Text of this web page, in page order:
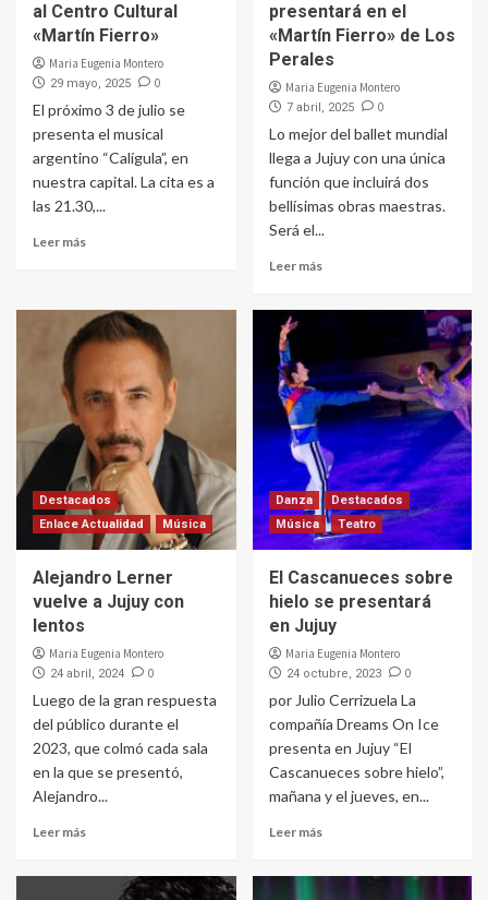
al Centro Cultural
«Martín Fierro»
Maria Eugenia Montero
29 mayo, 2025 0
El próximo 3 de julio se
presenta el musical
argentino “Calígula”, en
nuestra capital. La cita es a
las 21.30,...
Leer más
presentará en el
«Martín Fierro» de Los
Perales
Maria Eugenia Montero
7 abril, 2025 0
Lo mejor del ballet mundial
llega a Jujuy con una única
función que incluirá dos
bellísimas obras maestras.
Será el...
Leer más
Destacados
Enlace Actualidad
Música
Alejandro Lerner
vuelve a Jujuy con
lentos
Maria Eugenia Montero
24 abril, 2024 0
Luego de la gran respuesta
del público durante el
2023, que colmó cada sala
en la que se presentó,
Alejandro...
Leer más
Danza
Destacados
Música
Teatro
El Cascanueces sobre
hielo se presentará
en Jujuy
Maria Eugenia Montero
24 octubre, 2023 0
por Julio Cerrizuela La
compañía Dreams On Ice
presenta en Jujuy “El
Cascanueces sobre hielo”,
mañana y el jueves, en...
Leer más